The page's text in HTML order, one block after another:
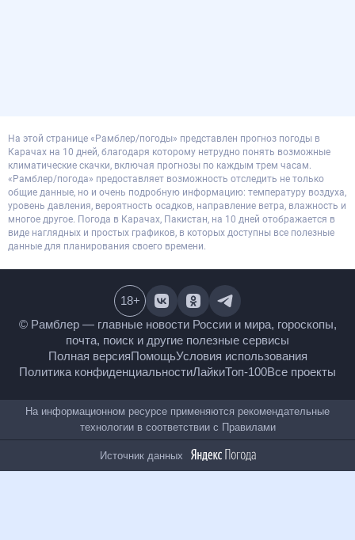
На этой странице «Рамблер/погоды» представлен прогноз погоды в
Карачах на 10 дней, благодаря которому нетрудно понять возможные
климатические скачки, включая прогнозы по каждым трем часам.
«Рамблер/погода» предоставляет возможность отследить не только
общие данные, но и очень подробную информацию: температуру воздуха,
уровень давления, вероятность осадков, направление ветра, влажность и
многое другое. Погода в Карачах, Пакистан, на 10 дней отображается в
виде наглядных и простых графиков, в которых доступны все полезные
данные для планирования своего времени.
© Рамблер — главные новости России и мира,
гороскопы, почта, поиск и другие полезные сервисы
Полная версияПомощьУсловия использования
Политика конфиденциальностиЛайкиТоп-100
18+
На информационном ресурсе применяются
рекомендательные технологии в соответствии сПравилами
Источник данных